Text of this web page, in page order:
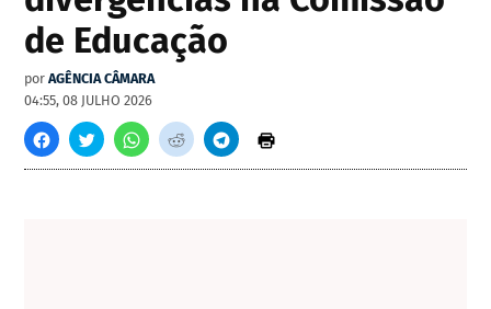
de Educação
por AGÊNCIA CÂMARA
04:55, 08 JULHO 2026